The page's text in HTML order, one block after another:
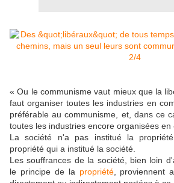
« Ou le communisme vaut mieux que la
faut organiser toutes les industries en
préférable au communisme, et, dans ce
toutes les industries encore organisées en
La société n'a pas institué la
propriété qui a institué la société.
Les souffrances de la société, bien loin
le principe de la propriété, proviennent